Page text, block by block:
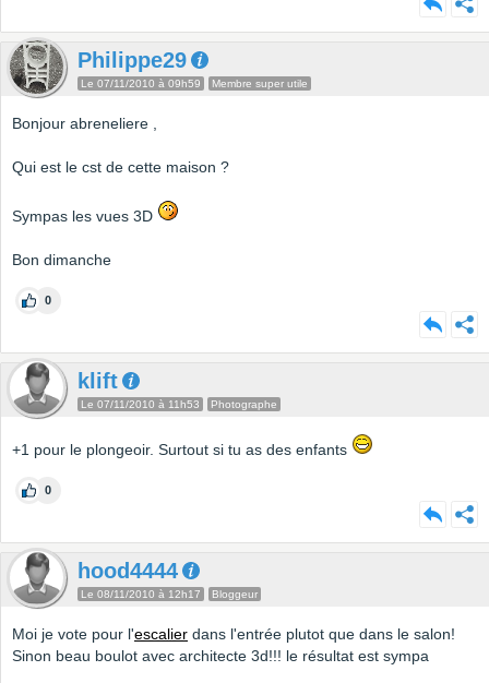
Philippe29
Le 07/11/2010 à 09h59 Membre super utile
Bonjour abreneliere ,
Qui est le cst de cette maison ?
Sympas les vues 3D
Bon dimanche
0
klift
Le 07/11/2010 à 11h53 Photographe
+1 pour le plongeoir. Surtout si tu as des enfants
0
hood4444
Le 08/11/2010 à 12h17 Bloggeur
Moi je vote pour l'escalier dans l'entrée plutot que dans le salon!
Sinon beau boulot avec architecte 3d!!! le résultat est sympa